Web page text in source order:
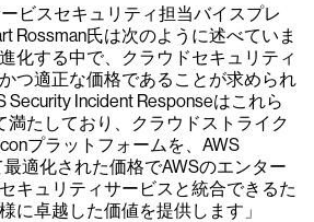
ビスセキュリティ担当バイスプレ
Rossman氏は次のように述べていま
化する中で、クラウドセキュリティ
つ適正な価格であることが求められ
Security Incident Responseはこれら
満たしており、クラウドストライク
プラットフォームを、AWS
適化された価格でAWSのエンター
キュリティサービスと統合できるた
に卓越した価値を提供します」